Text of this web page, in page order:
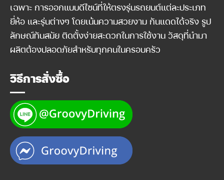
เฉพาะ การออกแบบดีไซน์ที่ให้ตรงรุ่นรถยนต์แต่ละประเภท
ยี่ห้อ และรุ่นต่างๆ โดยเน้นความสวยงาม กันแดดได้จริง รูป
ลักษณ์ทันสมัย ติดตั้งง่ายสะดวกในการใช้งาน วัสดุที่นำมา
ผลิตต้องปลอดภัยสำหรับทุกคนในครอบครัว
วิธีการสั่งซื้อ